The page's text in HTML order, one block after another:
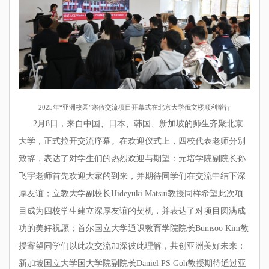
2025年“亚洲校园”寒假交流项目开幕式在北京大学俄文楼顺利举行
2月8日，来自中国、日本、韩国、新加坡的师生齐聚北京
大学，正式拉开交流序幕。在欢迎仪式上，四校代表老师分别
致辞，表达了对学生们的热烈欢迎与期望：元培学院副院长孙
飞宇老师首先欢迎大家的到来，并期待同学们在交流中结下深
厚友谊；立教大学副校长Hideyuki Matsui教授同样希望此次项
目成为四校学生建立深厚友谊的契机，并表达了对项目圆满成
功的美好祝愿；首尔国立大学通识教育学院院长Bumsoo Kim教
授寄望同学们以此次交流加深彼此理解，共创亚洲美好未来；
新加坡国立大学国大学院副院长Daniel PS Goh教授期待通过亚